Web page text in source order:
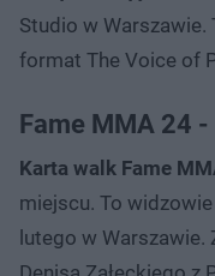
Studio w
format The Voice of
Fame MMA 24 -
Karta walk Fame
miejscu. To
lutego w Warszawie.